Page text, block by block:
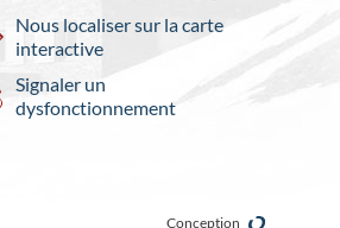
Nous localiser sur la carte
interactive
Signaler un
dysfonctionnement
Conception